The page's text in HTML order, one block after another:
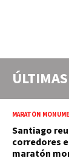
MARATÓN
Santiago
corredores
maratón